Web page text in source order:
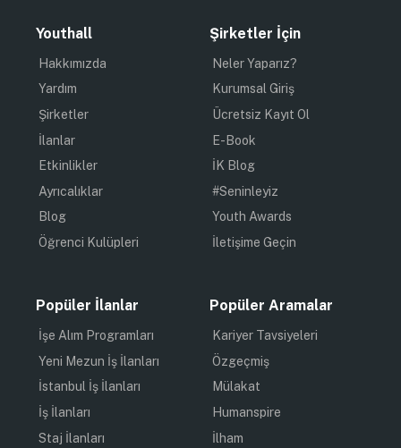
Youthall
Hakkımızda
Yardım
Şirketler
İlanlar
Etkinlikler
Ayrıcalıklar
Blog
Öğrenci Kulüpleri
Şirketler İçin
Neler Yaparız?
Kurumsal Giriş
Ücretsiz Kayıt Ol
E-Book
İK Blog
#Seninleyiz
Youth Awards
İletişime Geçin
Popüler İlanlar
İşe Alım Programları
Yeni Mezun İş İlanları
İstanbul İş İlanları
İş İlanları
Staj İlanları
Popüler Aramalar
Kariyer Tavsiyeleri
Özgeçmiş
Mülakat
Humanspire
İlham